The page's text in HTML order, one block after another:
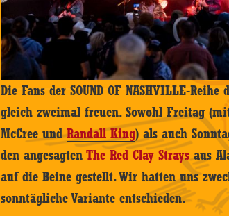
Die Fans der SOUND OF NASHVILLE-
gleich zweimal freuen. Sowohl Freitag
McCree undRandall King) als auch
den angesagtenThe Red Clay Straysaus
auf die Beine gestellt. Wir hatten uns
sonntägliche Variante entschieden.